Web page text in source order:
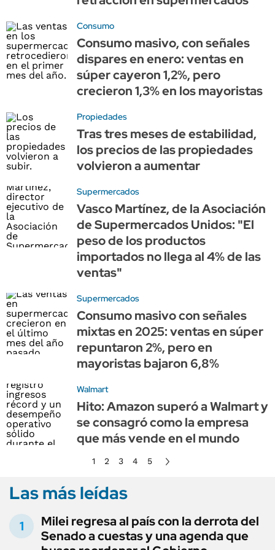
Consumo
Consumo masivo, con señales
dispares en enero: ventas en
súper cayeron 1,2%, pero
crecieron 1,3% en los mayoristas
Propiedades
Tras tres meses de estabilidad,
los precios de las propiedades
volvieron a aumentar
Supermercados
Vasco Martínez, de la Asociación
de Supermercados Unidos: "El
peso de los productos
importados no llega al 4% de las
ventas"
Supermercados
Consumo masivo con señales
mixtas en 2025: ventas en súper
repuntaron 2%, pero en
mayoristas bajaron 6,8%
Walmart
Hito: Amazon superó a Walmart y
se consagró como la empresa
que más vende en el mundo
1 2 3 4 5
Las más leídas
Milei regresa al país con la derrota del
Senado a cuestas y una agenda que